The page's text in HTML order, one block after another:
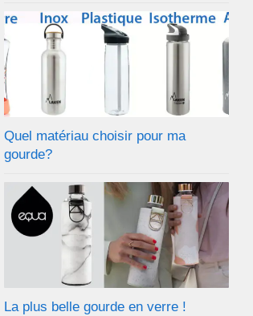
Quel matériau choisir pour ma
gourde?
La plus belle gourde en verre !